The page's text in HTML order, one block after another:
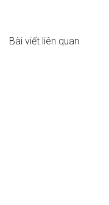
Bài viết liên quan